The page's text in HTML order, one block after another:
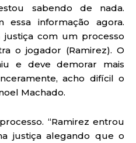
estou sabendo de nada.
essa informação agora.
justiça com um processo
o jogador (Ramirez). O
e deve demorar mais
acho difícil o
Machado.
“Ramirez entrou
justiça alegando que o